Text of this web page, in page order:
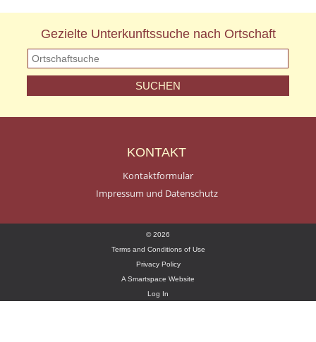
Gezielte Unterkunftssuche nach Ortschaft
KONTAKT
Kontaktformular
Impressum und Datenschutz
© 2026
Terms and Conditions of Use
Privacy Policy
A Smartspace Website
Log In